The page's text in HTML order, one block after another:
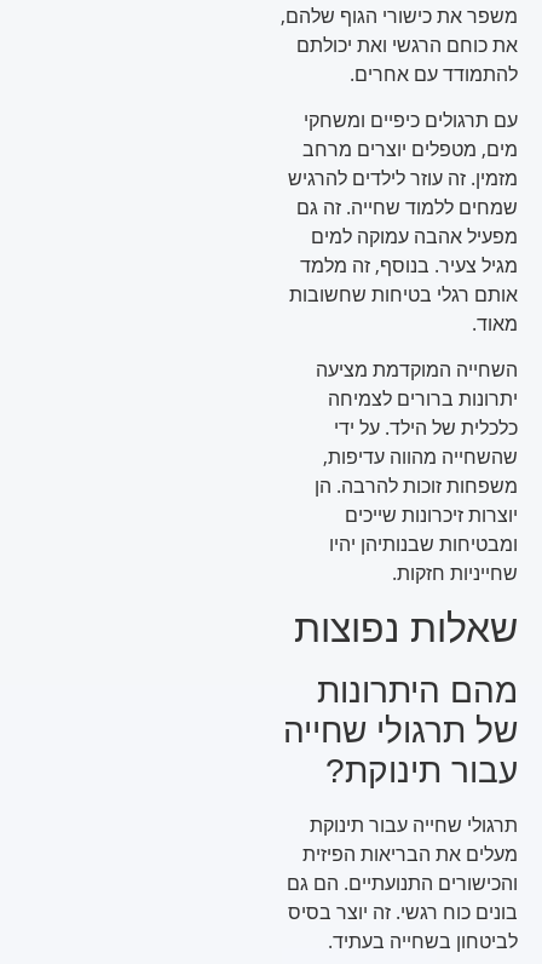
משפר את כישורי הגוף שלהם,
את כוחם הרגשי ואת יכולתם
להתמודד עם אחרים.
עם תרגולים כיפיים ומשחקי
מים, מטפלים יוצרים מרחב
מזמין. זה עוזר לילדים להרגיש
שמחים ללמוד שחייה. זה גם
מפעיל אהבה עמוקה למים
מגיל צעיר. בנוסף, זה מלמד
אותם רגלי בטיחות שחשובות
מאוד.
השחייה המוקדמת מציעה
יתרונות ברורים לצמיחה
כלכלית של הילד. על ידי
שהשחייה מהווה עדיפות,
משפחות זוכות להרבה. הן
יוצרות זיכרונות שייכים
ומבטיחות שבנותיהן יהיו
שחייניות חזקות.
שאלות נפוצות
מהם היתרונות
של תרגולי שחייה
עבור תינוקת?
תרגולי שחייה עבור תינוקת
מעלים את הבריאות הפיזית
והכישורים התנועתיים. הם גם
בונים כוח רגשי. זה יוצר בסיס
לביטחון בשחייה בעתיד.